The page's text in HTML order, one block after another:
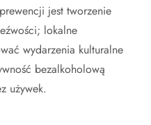
jest tworzenie
lokalne
wydarzenia kulturalne
bezalkoholową
używek.